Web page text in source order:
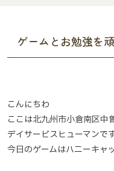
ゲームとお勉強を
こんにちわ
ここは北九州市小倉南区中
デイサービスヒューマンで
今日のゲームはハニーキャ